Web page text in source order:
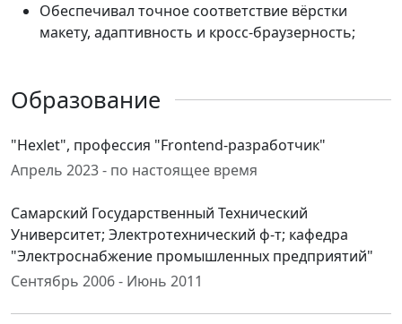
Обеспечивал точное соответствие вёрстки
макету, адаптивность и кросс-браузерность;
Образование
"Hexlet", профессия "Frontend-разработчик"
Апрель 2023 - по настоящее время
Самарский Государственный Технический
Университет; Электротехнический ф-т; кафедра
"Электроснабжение промышленных предприятий"
Сентябрь 2006 - Июнь 2011